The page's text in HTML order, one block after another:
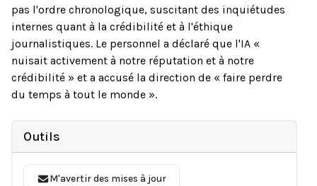
pas l'ordre chronologique, suscitant des inquiétudes
internes quant à la crédibilité et à l'éthique
journalistiques. Le personnel a déclaré que l'IA «
nuisait activement à notre réputation et à notre
crédibilité » et a accusé la direction de « faire perdre
du temps à tout le monde ».
Outils
M'avertir des mises à jour